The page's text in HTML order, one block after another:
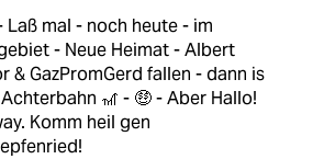
Laß mal - noch heute - im
- Neue Heimat - Albert
& GazPromGerd fallen - dann is
🎢 - 🤑 - Aber Hallo!
Komm heil gen